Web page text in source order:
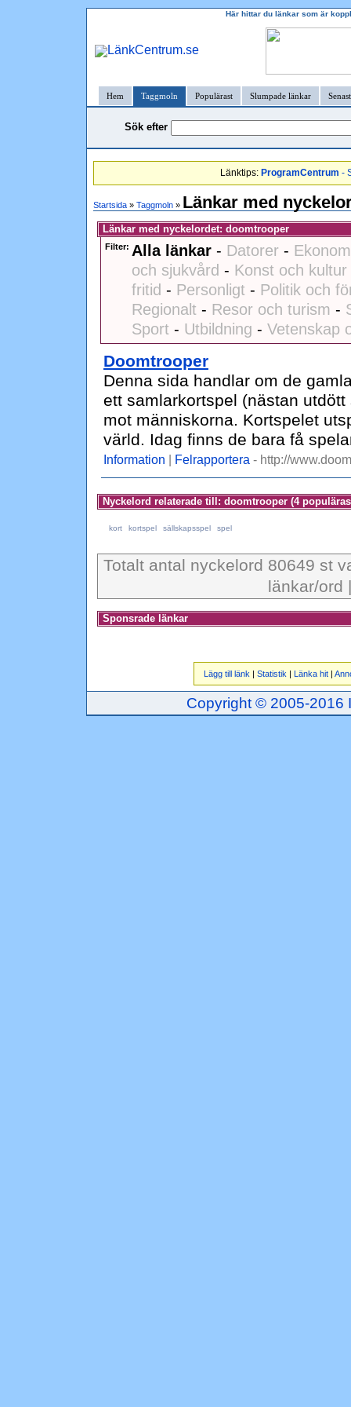
Här hittar du länkar som är
Hem Taggmoln Populärast Slumpade länkar
Sök efter
Länktips: ProgramCentrum -
Startsida » Taggmoln » Länkar med
Länkar med nyckelordet: doomtrooper
Filter: Alla länkar - Datorer -
och sjukvård - Konst och kultur
fritid - Personligt - Politik och
Regionalt - Resor och turism -
Sport - Utbildning - Vetenskap
Doomtrooper
Denna sida handlar om de
ett samlarkortspel (nästan
mot människorna. Kortspelet
värld. Idag finns de bara få
Information | Felrapportera - http://
Nyckelord relaterade till: doomtrooper (4
kort kortspel sällskapsspel spel
Totalt antal nyckelord 80649 st
länkar/ord
Sponsrade länkar
Lägg till länk | Statistik | Länka hit|
Copyright © 2005-2016